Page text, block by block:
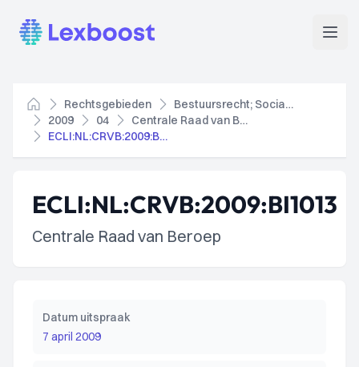
Lexboost
Home
Rechtsgebieden
Bestuursrecht; Socialezekerheidsrecht
2009
04
Centrale Raad van Beroep
ECLI:NL:CRVB:2009:BI1013
ECLI:NL:CRVB:2009:BI1013
Centrale Raad van Beroep
Datum uitspraak
7 april 2009